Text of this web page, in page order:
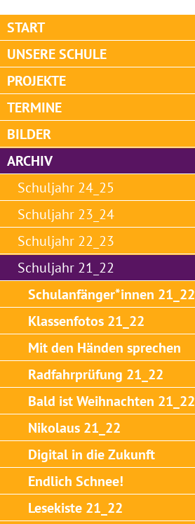
START
UNSERE SCHULE
PROJEKTE
TERMINE
BILDER
ARCHIV
Schuljahr 24_25
Schuljahr 23_24
Schuljahr 22_23
Schuljahr 21_22
Schulanfänger*innen 21_22
Klassenfotos 21_22
Mit den Händen sprechen
Radfahrprüfung 21_22
Bald ist Weihnachten 21_22
Nikolaus 21_22
Digital in die Zukunft
Endlich Schnee!
Lesekiste 21_22